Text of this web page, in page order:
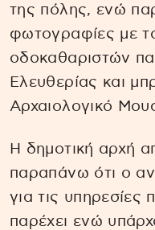
της πόλης, ενώ
φωτογραφίες με
οδοκαθαριστών
Ελευθερίας και
Αρχαιολογικό
Η δημοτική αρχή
παραπάνω ότι ο
για τις υπηρεσίες
παρέχει ενώ